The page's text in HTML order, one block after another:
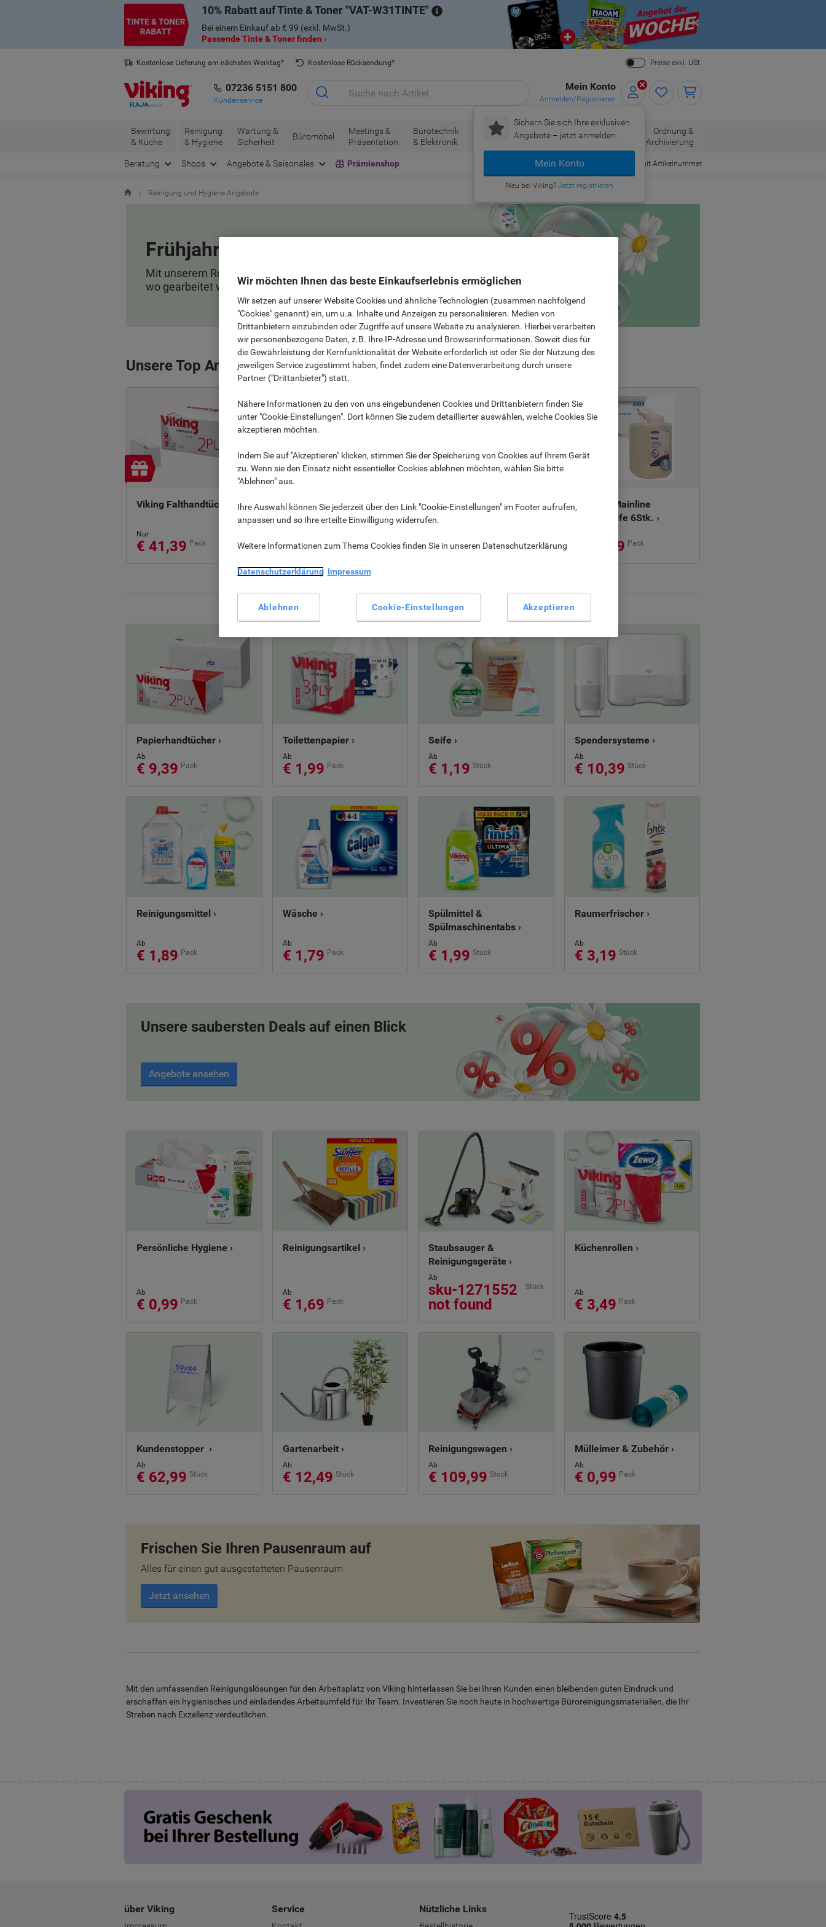
10% Rabatt auf Tinte & Toner VAT-W31TINTE
Bei einem Einkauf ab € 99 (exkl. MwSt.)
Passende Tinte & Toner finden ›
Close
Kostenlose Lieferung am nächsten Werktag*
Kostenlose Rücksendung*
Preise exkl. USt.
07236 5151 800
Kundenservice
Mein Konto
Anmelden/Registrieren
Sichern Sie sich Ihre exklusiven
Angebote – jetzt anmelden.
Mein Konto
Neu bei Viking?Jetzt registrieren
Bewirtung
& Küche
Reinigung
& Hygiene
Wartung &
Sicherheit
Büromöbel
Meetings &
Präsentation
Bürotechnik
& Elektronik
Tinte &
Papier, Versand
& Pakete
Bürobedarf
Ordnung &
Archivierung
Beratung Shops Angebote & Saisonales Prämienshop Bestellen mit Artikelnummer
StartseiteReinigung und Hygiene Angebote
Frühjahrsputz, bestens vorbereitet
Mit unserem Reinigungssortiment gelingt der Frühjahrsputz überall dort,
wo gearbeitet wird
Unsere Top Angebote des Monats
Viking Falthandtücher ›
Nur
€ 41,39 Pack
-35%
Sun Spülmaschinentabs
All in 1 Eco 100 Stück ›
€ 46,49 Pack
4+4
Gratis
Cif Scheuermilch Zitrone
750 ml ›
€ 3,49 Stück
Kleenex Mainline
Flüssigseife 6Stk. ›
€ 89,99 Pack
Papierhandtücher ›
Ab
€ 9,39 Pack
Toilettenpapier ›
Ab
€ 1,99 Pack
Seife ›
Ab
€ 1,19 Stück
Spendersysteme ›
Ab
€ 10,39 Stück
Reinigungsmittel ›
Ab
€ 1,89 Pack
Wäsche ›
Ab
€ 1,79 Pack
Spülmittel &
Spülmaschinentabs ›
Ab
€ 1,99 Stück
Raumerfrischer ›
Ab
€ 3,19 Stück
Angebote ansehen
Unsere saubersten Deals auf einen Blick
Persönliche Hygiene ›
Ab
€ 0,99 Pack
Reinigungsartikel ›
Ab
€ 1,69 Pack
Staubsauger &
Reinigungsgeräte ›
Ab
sku-1271552
not found
Stück
Küchenrollen ›
Ab
€ 3,49 Pack
Kundenstopper ›
Ab
€ 62,99 Stück
Gartenarbeit ›
Ab
€ 12,49 Stück
Reinigungswagen ›
Ab
€ 109,99 Stück
Mülleimer & Zubehör ›
Ab
€ 0,99 Pack
Jetzt ansehen
Frischen Sie Ihren Pausenraum auf
Alles für einen gut ausgestatteten Pausenraum
Mit den umfassenden Reinigungslösungen für den Arbeitsplatz von Viking hinterlassen Sie bei Ihren Kunden einen bleibenden guten Eindruck und
erschaffen ein hygienisches und einladendes Arbeitsumfeld für Ihr Team. Investieren Sie noch heute in hochwertige Büroreinigungsmaterialien, die Ihr
Streben nach Exzellenz verdeutlichen.
über Viking Service Nützliche Links
Wir möchten Ihnen das beste Einkaufserlebnis ermöglichen
Wir setzen auf unserer Website Cookies und ähnliche Technologien (zusammen nachfolgend
"Cookies" genannt) ein, um u.a. Inhalte und Anzeigen zu personalisieren. Medien von
Drittanbietern einzubinden oder Zugriffe auf unsere Website zu analysieren. Hierbei verarbeiten
wir personenbezogene Daten, z.B. Ihre IP-Adresse und Browserinformationen. Soweit dies für
die Gewährleistung der Kernfunktionalität der Website erforderlich ist oder Sie der Nutzung des
jeweiligen Service zugestimmt haben, findet zudem eine Datenverarbeitung durch unsere
Partner ("Drittanbieter") statt.
Nähere Informationen zu den von uns eingebundenen Cookies und Drittanbietern finden Sie
unter "Cookie-Einstellungen". Dort können Sie zudem detaillierter auswählen, welche Cookies Sie
akzeptieren möchten.
Indem Sie auf "Akzeptieren" klicken, stimmen Sie der Speicherung von Cookies auf Ihrem Gerät
zu. Wenn sie den Einsatz nicht essentieller Cookies ablehnen möchten, wählen Sie bitte
"Ablehnen" aus.
Ihre Auswahl können Sie jederzeit über den Link "Cookie-Einstellungen" im Footer aufrufen,
anpassen und so Ihre erteilte Einwilligung widerrufen.
Weitere Informationen zum Thema Cookies finden Sie in unseren Datenschutzerklärung
Datenschutzerklärung Impressum
Ablehnen Akzeptieren
Cookie-Einstellungen